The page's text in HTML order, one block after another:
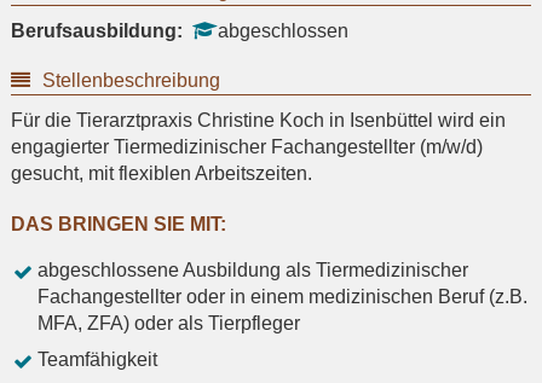
Berufsausbildung:
abgeschlossen
Stellenbeschreibung
Für die Tierarztpraxis Christine Koch in Isenbüttel wird ein
engagierter Tiermedizinischer Fachangestellter (m/w/d)
gesucht, mit flexiblen Arbeitszeiten.
DAS BRINGEN SIE MIT:
abgeschlossene Ausbildung als Tiermedizinischer
Fachangestellter oder in einem medizinischen Beruf (z.B.
MFA, ZFA) oder als Tierpfleger
Teamfähigkeit